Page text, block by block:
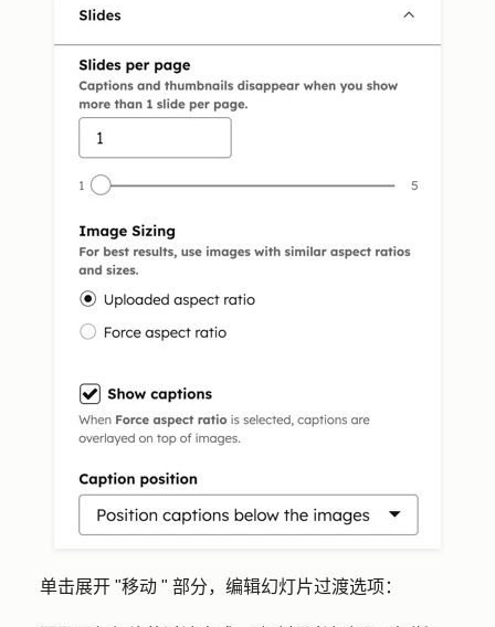
单击展开 "移动 " 部分，编辑幻灯片过渡选项：